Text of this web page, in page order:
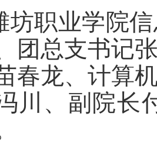
坊职业学院
团总支书记
春龙、计算
川、副院长